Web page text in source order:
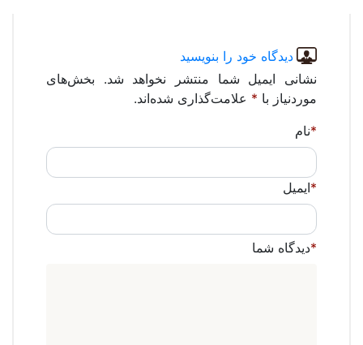
دیدگاه خود را بنویسید
نشانی ایمیل شما منتشر نخواهد شد. بخش‌های
موردنیاز با * علامت‌گذاری شده‌اند.
*نام
*ایمیل
*دیدگاه شما